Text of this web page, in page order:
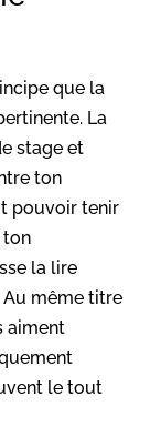
que la
La
stage et
ton
pouvoir tenir
ton
la lire
Au même titre
aiment
le tout